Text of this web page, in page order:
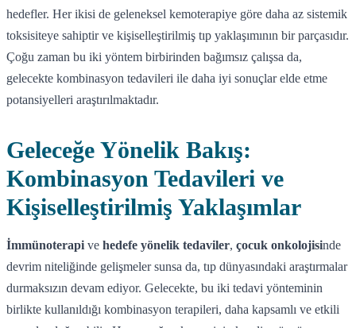
hedefler. Her ikisi de geleneksel kemoterapiye göre daha az sistemik
toksisiteye sahiptir ve kişiselleştirilmiş tıp yaklaşımının bir parçasıdır.
Çoğu zaman bu iki yöntem birbirinden bağımsız çalışsa da,
gelecekte kombinasyon tedavileri ile daha iyi sonuçlar elde etme
potansiyelleri araştırılmaktadır.
Geleceğe Yönelik Bakış:
Kombinasyon Tedavileri ve
Kişiselleştirilmiş Yaklaşımlar
İmmünoterapi ve hedefe yönelik tedaviler, çocuk onkolojisinde
devrim niteliğinde gelişmeler sunsa da, tıp dünyasındaki araştırmalar
durmaksızın devam ediyor. Gelecekte, bu iki tedavi yönteminin
birlikte kullanıldığı kombinasyon terapileri, daha kapsamlı ve etkili